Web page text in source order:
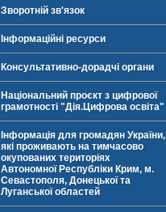
Зворотній зв'язок
Інформаційні ресурси
Консультативно-дорадчі органи
Національний проєкт з цифрової
грамотності "Дія.Цифрова освіта"
Інформація для громадян України,
які проживають на тимчасово
окупованих територіях
Автономної Республіки Крим, м.
Севастополя, Донецької та
Луганської областей